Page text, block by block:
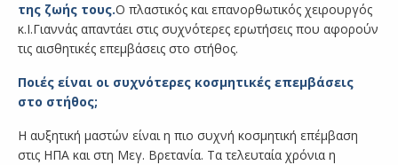
της ζωής τους.O πλαστικός και επανορθωτικός χειρουργός
κ.Ι.Γιαννάς απαντάει στις συχνότερες ερωτήσεις που αφορούν
τις αισθητικές επεμβάσεις στο στήθος.
Ποιές είναι οι συχνότερες κοσμητικές επεμβάσεις
στο στήθος;
Η αυξητική μαστών είναι η πιο συχνή κοσμητική επέμβαση
στις ΗΠΑ και στη Μεγ. Βρετανία. Τα τελευταία χρόνια η